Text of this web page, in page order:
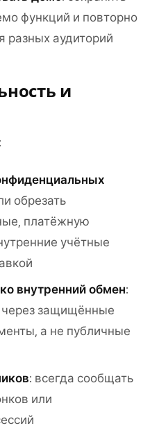
функций и повторно
разных аудиторий
и
обрезать
платёжную
учётные
внутренний обмен:
через защищённые
а не публичные
: всегда сообщать
или